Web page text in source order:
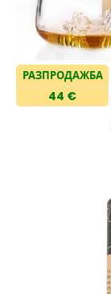
РАЗПРОДАЖБА
44 €